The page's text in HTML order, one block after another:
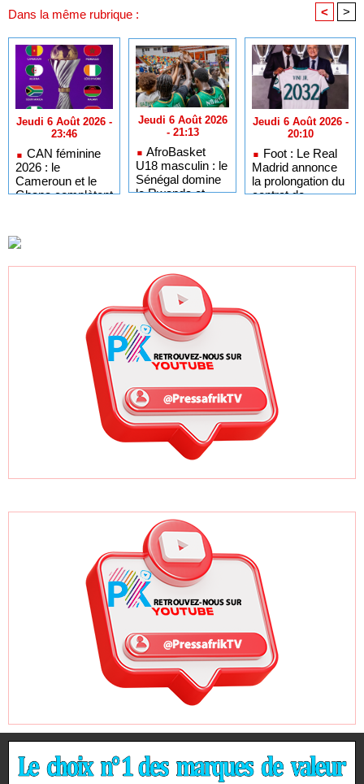
Dans la même rubrique : < >
Jeudi 6 Août 2026 -
23:46
CAN féminine
2026 : le
Cameroun et le
Ghana complètent
Jeudi 6 Août 2026
- 21:13
AfroBasket
U18 masculin : le
Sénégal domine
le Rwanda et
Jeudi 6 Août 2026 -
20:10
Foot : Le Real
Madrid annonce
la prolongation du
contrat de